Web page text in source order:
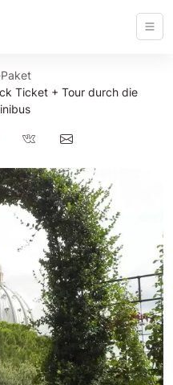
Ticket + Tour durch die